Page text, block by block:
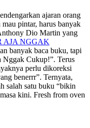
ajaran orang
pintar, harus banyak
Dio Martin yang
AJA NGGAK
banyak baca buku, tapi
Nggak Cukup!”. Terus
perlu dikoreksi
benerrr”. Ternyata,
salah satu buku “bikin
kini. Fresh from oven